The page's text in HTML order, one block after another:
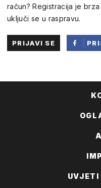
račun? Registracija je
uključi se u raspravu.
PRIJAVI SE
UVJETI